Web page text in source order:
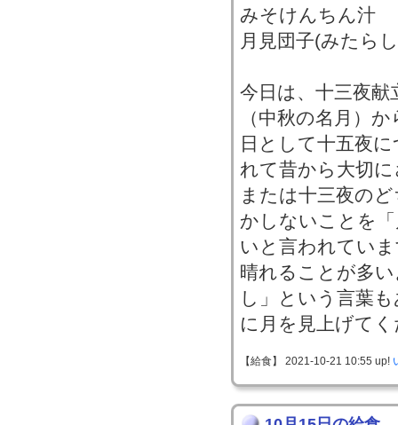
みそけんちん汁
月見団子(みたら
今日は、十三夜
（中秋の名月）
日として十五夜
れて昔から大切
または十三夜の
かしないことを
いと言われてい
晴れることが多
し」という言葉
に月を見上げて
【給食】 2021-10-21 10:55 up!